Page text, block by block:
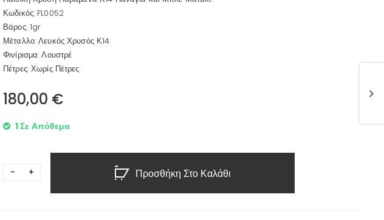
Κωδικός: FL0052
Βάρος: 1gr
Μέταλλο: Λευκός Χρυσός Κ14
Φινίρισμα: Λουστρέ
Πέτρες: Χωρίς Πέτρες
180,00 €
1 Σε Απόθεμα
Προσθήκη Στο Καλάθι